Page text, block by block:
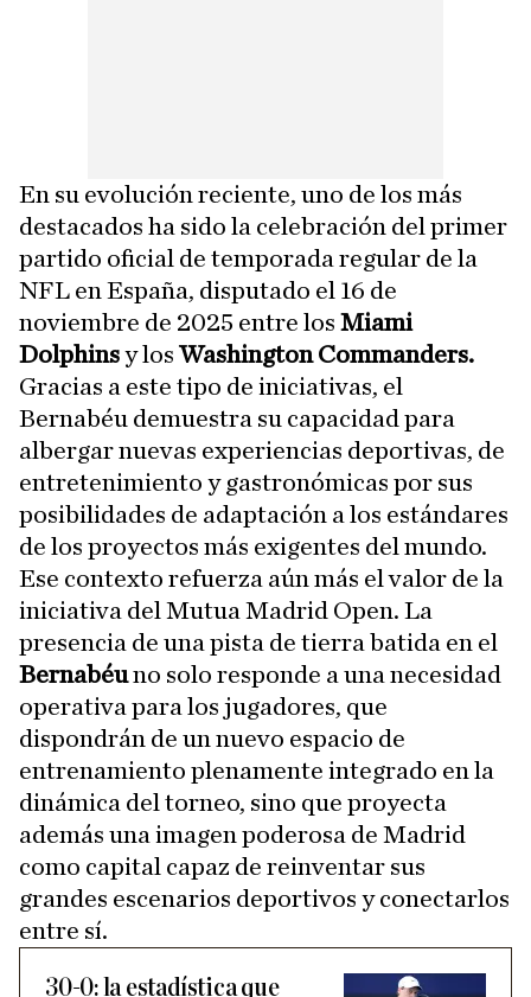
En su evolución reciente, uno de los más
destacados ha sido la celebración del primer
partido oficial de temporada regular de la
NFL en España, disputado el 16 de
noviembre de 2025 entre los Miami
Dolphinsy los Washington Commanders.
Gracias a este tipo de iniciativas, el
Bernabéu demuestra su capacidad para
albergar nuevas experiencias deportivas, de
entretenimiento y gastronómicas por sus
posibilidades de adaptación a los estándares
de los proyectos más exigentes del mundo.
Ese contexto refuerza aún más el valor de la
iniciativa del Mutua Madrid Open. La
presencia de una pista de tierra batida en el
Bernabéuno solo responde a una necesidad
operativa para los jugadores, que
dispondrán de un nuevo espacio de
entrenamiento plenamente integrado en la
dinámica del torneo, sino que proyecta
además una imagen poderosa de Madrid
como capital capaz de reinventar sus
grandes escenarios deportivos y conectarlos
entre sí.
30-0: la estadística que